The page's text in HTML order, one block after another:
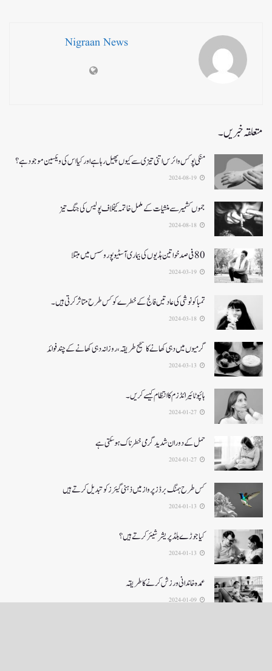
Nigraan News
متعلقہ خبریں۔
منکی پوکس وائرس اتنی تیزی سے کیوں پھیل رہا ہے اور کیا اس کی ویکسین موجود ہے؟
جموں کشمیر سے منشیات کے مکمل خاتمہ کیخلاف پولیس کی جنگ تیز
80 فی صد خواتین ہڈیوں کی بیماری آسٹیوپوروسس میں مبتلا
تمباکو نوشی کی عادتیں فالج کے خطرے کو کس طرح متاثر کرتی ہیں۔
گرمیوں میں دہی کھانے کا صحیح طریقہ ، روزانہ دہی کھانے کے چند فوائد
ہائپوٹائیرائڈزم کا انتظام کیسے کریں۔
حمل کے دوران شدید گرمی خطرناک ہو سکتی ہے
کس طرح ہمنگ برڈز پرواز میں ذہنی گیئرز کو تبدیل کرتے ہیں
کیا جوڑے بلڈ پریشر شیئر کرتے ہیں؟
عمدہ خاندانی ورزش کرنے کا طریقہ